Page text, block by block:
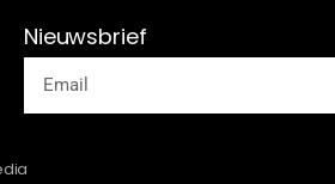
Nieuwsbrief